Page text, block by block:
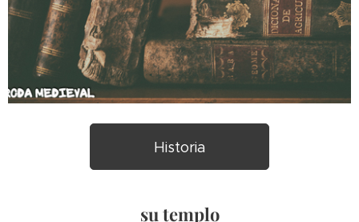
Historia
su templo